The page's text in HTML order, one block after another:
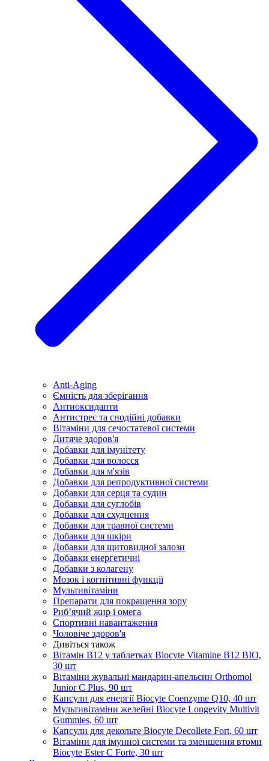
Anti-Aging
Ємність для зберігання
Антиоксиданти
Антистрес та снодійні добавки
Вітаміни для сечостатевої системи
Дитяче здоров'я
Добавки для імунітету
Добавки для волосся
Добавки для м'язів
Добавки для репродуктивної системи
Добавки для серця та судин
Добавки для суглобів
Добавки для схуднення
Добавки для травної системи
Добавки для шкіри
Добавки для щитовидної залози
Добавки енергетичні
Добавки з колагену
Мозок і когнітивні функції
Мультивітаміни
Препарати для покращення зору
Риб’ячий жир і омега
Спортивні навантаження
Чоловіче здоров'я
Дивіться також
Вітамін B12 у таблетках Biocyte Vitamine B12 BIO,
30 шт
Вітаміни жувальні мандарин-апельсин Orthomol
Junior C Plus, 90 шт
Капсули для енергії Biocyte Coenzyme Q10, 40 шт
Мультивітаміни желейні Biocyte Longevity Multivit
Gummies, 60 шт
Капсули для декольте Biocyte Decollete Fort, 60 шт
Вітаміни для імунної системи та зменшення втоми
Biocyte Ester C Forte, 30 шт